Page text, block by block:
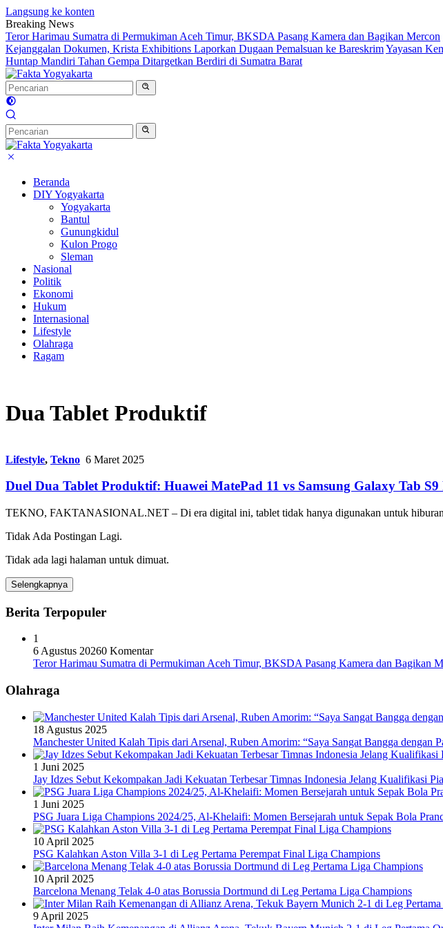
Langsung ke konten
Breaking News
Teror Harimau Sumatra di Permukiman Aceh Timur, BKSDA Pasang Kamera dan Bagikan Mercon
Kejanggalan Dokumen, Krista Exhibitions Laporkan Dugaan Pemalsuan ke BareskrimYayasan
Huntap Mandiri Tahan Gempa Ditargetkan Berdiri di Sumatra Barat
Beranda
DIY Yogyakarta
Yogyakarta
Bantul
Gunungkidul
Kulon Progo
Sleman
Nasional
Politik
Ekonomi
Hukum
Internasional
Lifestyle
Olahraga
Ragam
Dua Tablet Produktif
Lifestyle, Tekno 6 Maret 2025
Duel Dua Tablet Produktif: Huawei MatePad 11 vs Samsung Galaxy Tab
TEKNO, FAKTANASIONAL.NET – Di era digital ini, tablet tidak hanya digunakan untuk
Tidak Ada Postingan Lagi.
Tidak ada lagi halaman untuk dimuat.
Selengkapnya
Berita Terpopuler
1
6 Agustus 20260 Komentar
Teror Harimau Sumatra di Permukiman Aceh Timur, BKSDA Pasang Kamera dan Bagikan
Olahraga
18 Agustus 2025
Manchester United Kalah Tipis dari Arsenal, Ruben Amorim: “Saya Sangat Bangga dengan
1 Juni 2025
Jay Idzes Sebut Kekompakan Jadi Kekuatan Terbesar Timnas Indonesia Jelang Kualifikasi
1 Juni 2025
PSG Juara Liga Champions 2024/25, Al-Khelaifi: Momen Bersejarah untuk Sepak Bola
10 April 2025
PSG Kalahkan Aston Villa 3-1 di Leg Pertama Perempat Final Liga Champions
10 April 2025
Barcelona Menang Telak 4-0 atas Borussia Dortmund di Leg Pertama Liga Champions
9 April 2025